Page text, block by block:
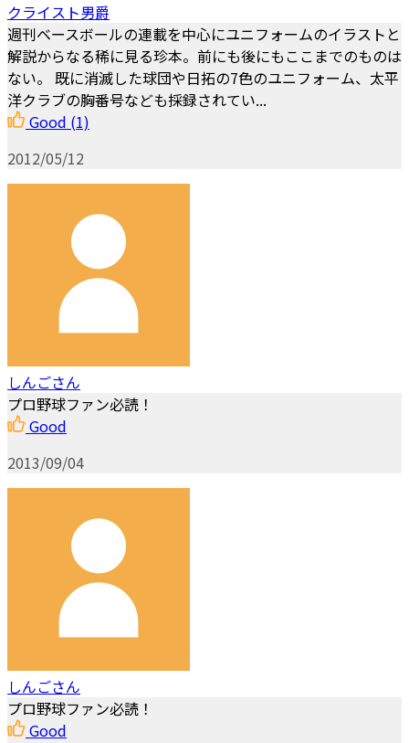
クライスト男爵
週刊ベースボールの連載を中心にユニフォームのイラストと
解説からなる稀に見る珍本。前にも後にもここまでのものは
ない。 既に消滅した球団や日拓の7色のユニフォーム、太平
洋クラブの胸番号なども採録されてい...
Good (1)
2012/05/12
しんごさん
プロ野球ファン必読！
Good
2013/09/04
しんごさん
プロ野球ファン必読！
Good